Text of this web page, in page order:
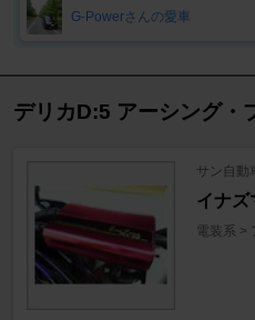
G-Powerさんの愛車
デリカD:5 アーシング・
サン自動
イナズ
電装系 >